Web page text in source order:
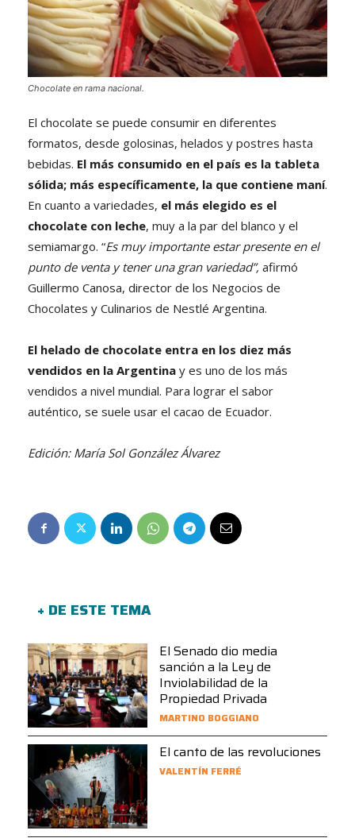
Chocolate en rama nacional.
El chocolate se puede consumir en diferentes
formatos, desde golosinas, helados y postres hasta
bebidas. El más consumido en el país es la tableta
sólida; más específicamente, la que contiene maní.
En cuanto a variedades, el más elegido es el
chocolate con leche, muy a la par del blanco y el
semiamargo. “Es muy importante estar presente en el
punto de venta y tener una gran variedad”, afirmó
Guillermo Canosa, director de los Negocios de
Chocolates y Culinarios de Nestlé Argentina.
El helado de chocolate entra en los diez más
vendidos en la Argentina y es uno de los más
vendidos a nivel mundial. Para lograr el sabor
auténtico, se suele usar el cacao de Ecuador.
Edición: María Sol González Álvarez
+ DE ESTE TEMA
El Senado dio media
sanción a la Ley de
Inviolabilidad de la
Propiedad Privada
MARTINO BOGGIANO
El canto de las revoluciones
VALENTÍN FERRÉ